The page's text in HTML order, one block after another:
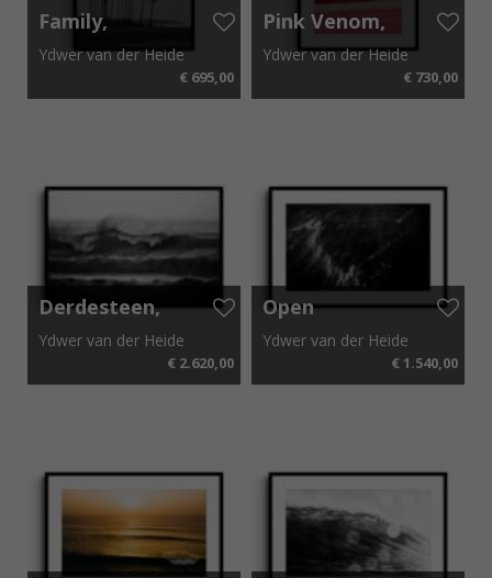
Family,
Indonesia
2016
Ydwer van der Heide
€ 695,00
Pink Venom,
South Africa
2020
Ydwer van der Heide
€ 730,00
Derdesteen,
South Africa
2015
Ydwer van der Heide
€ 2.620,00
Open
Darkness,
Philippines
Ydwer van der Heide
€ 1.540,00